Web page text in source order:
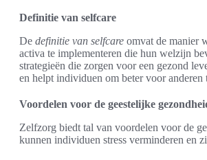
Definitie van selfcare
De definitie van selfcare omvat de manier
activa te implementeren die hun welzijn
strategieën die zorgen voor een gezond
en helpt individuen om beter voor anderen
Voordelen voor de geestelijke
Zelfzorg biedt tal van voordelen voor de
kunnen individuen stress verminderen en